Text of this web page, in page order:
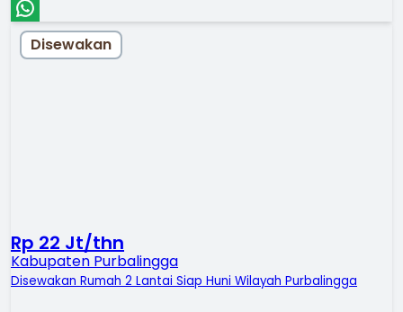
Disewakan
Rp 22 Jt/thn
Kabupaten Purbalingga
Disewakan Rumah 2 Lantai Siap Huni Wilayah Purbalingga